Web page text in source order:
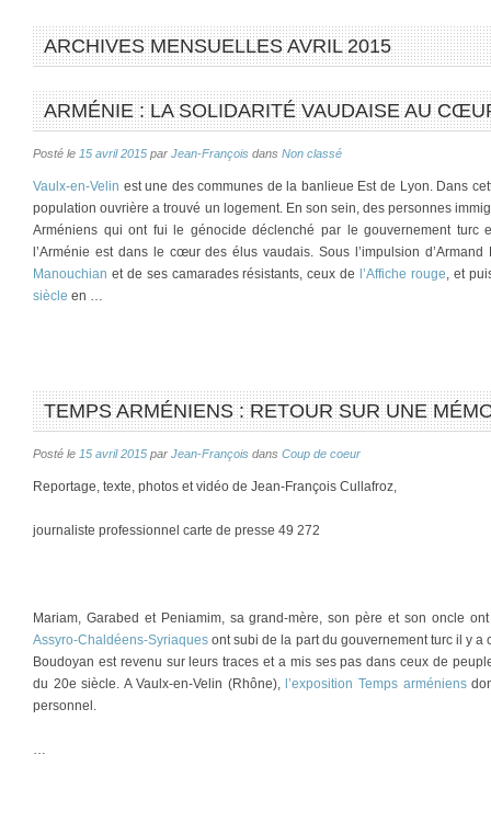
ARCHIVES MENSUELLESAVRIL 2015
ARMÉNIE : LA SOLIDARITÉ VAUDAISE AU
Posté le 15 avril 2015 par Jean-François dans Non classé
Vaulx-en-Velin est une des communes de la banlieue Est de Lyon. Dans
population ouvrière a trouvé un logement. En son sein, des personnes
Arméniens qui ont fui le génocide déclenché par le gouvernement turc
l’Arménie est dans le cœur des élus vaudais. Sous l’impulsion
Manouchian et de ses camarades résistants, ceux de l’Affiche rouge, et
siècle en …
TEMPS ARMÉNIENS : RETOUR SUR UNE
Posté le 15 avril 2015 par Jean-François dans Coup de coeur
Reportage, texte, photos et vidéo de Jean-François Cullafroz,
journaliste professionnel carte de presse 49 272
Mariam, Garabed et Peniamim, sa grand-mère, son père et son oncle
Assyro-Chaldéens-Syriaques ont subi de la part du gouvernement turc il y
Boudoyan est revenu sur leurs traces et a mis ses pas dans ceux de
du 20e siècle. A Vaulx-en-Velin (Rhône), l’exposition Temps arméniens
personnel.
…